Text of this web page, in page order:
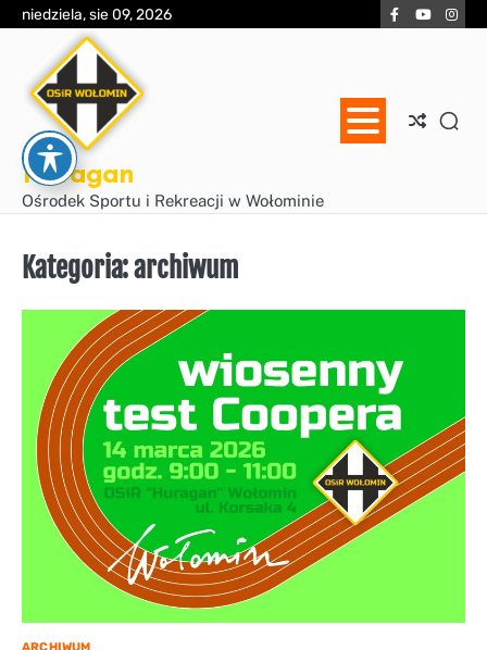
Skip
content
niedziela, sie 09, 2026 Facebook
YouTube
Huragan
Ośrodek Sportu i Rekreacji w Wołominie
Kategoria:archiwum